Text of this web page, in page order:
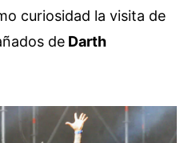
curiosidad la visita de
de Darth